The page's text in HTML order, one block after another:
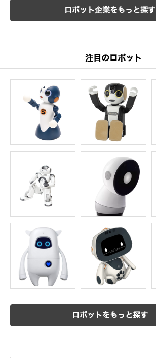
ロボット企業をもっと探す
注目のロボット
ロボットをもっと探す